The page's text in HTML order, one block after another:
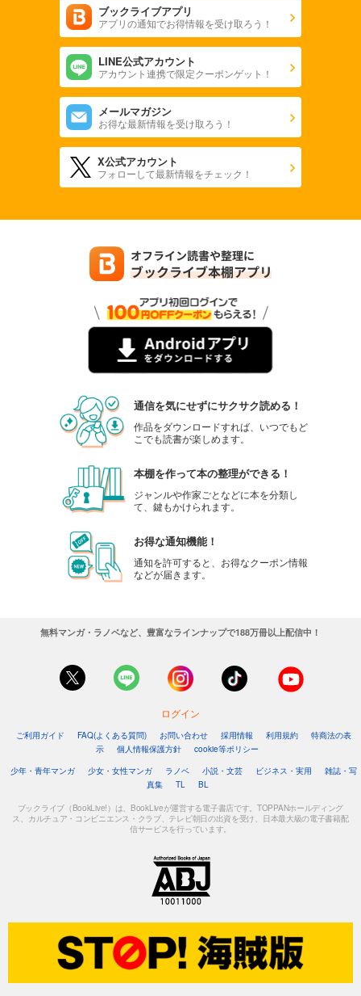
GOETHE[ゲーテ] 2024年2月号
あらすじを表示する
GOETHE[ゲーテ] 2024年1月号
999円 (税込)
あらすじを表示する
GOETHE[ゲーテ] 2023年12月号
999円 (税込)
あらすじを表示する
GOETHE[ゲーテ] 2023年11月号
あらすじを表示する
GOETHE[ゲーテ] 2023年10月号
999円 (税込)
あらすじを表示する
カート
あらすじを表示する
GOETHE[ゲーテ] 2023年8月号
999 円 (税込)
GOETHE[ゲーテ] 2023年7月号
GOETHE[ゲーテ] 2023年6月号
999円 (税込)
ブックライブアプリ
アプリの通知でお得情報を受け取ろう！
LINE公式アカウント
アカウント連携で限定クーポンゲット！
メールマガジン
お得な最新情報を受け取ろう！
X公式アカウント
フォローして最新情報をチェック！
通信を気にせずにサクサク読める！
作品をダウンロードすれば、いつでもど
こでも読書が楽しめます。
本棚を作って本の整理ができる！
ジャンルや作家ごとなどに本を分類し
て、鍵もかけられます。
お得な通知機能！
通知を許可すると、お得なクーポン情報
などが届きます。
無料マンガ・ラノベなど、豊富なラインナップで188万冊以上配信中！
ログイン
ご利用ガイド FAQ(よくある質問) お問い合わせ 採用情報 利用規約
特商法の表
示
個人情報保護方針
cookie等ポリシー
少年・青年マンガ
少女・女性マンガ ラノベ 小説・文芸 ビジネス・実用
雑誌・写
真集
TL BL
ブックライブ（BookLive!）は、BookLiveが運営する電子書店です。TOPPANホールディング
ス、カルチュア・コンビニエンス・クラブ、テレビ朝日の出資を受け、日本最大級の電子書籍配
信サービスを行っています。